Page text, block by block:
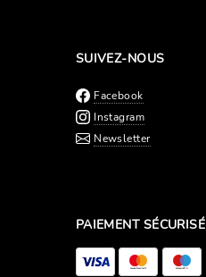
SUIVEZ-NOUS
Facebook
Instagram
Newsletter
PAIEMENT SÉCURISÉ